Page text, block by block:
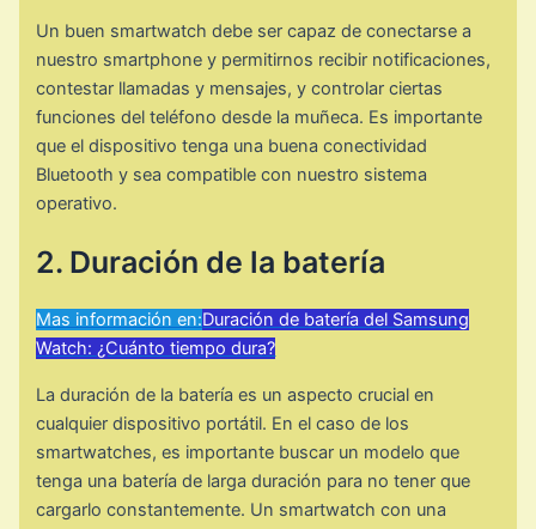
Un buen smartwatch debe ser capaz de conectarse a
nuestro smartphone y permitirnos recibir notificaciones,
contestar llamadas y mensajes, y controlar ciertas
funciones del teléfono desde la muñeca. Es importante
que el dispositivo tenga una buena conectividad
Bluetooth y sea compatible con nuestro sistema
operativo.
2. Duración de la batería
Mas información en:Duración de batería del Samsung
Watch: ¿Cuánto tiempo dura?
La duración de la batería es un aspecto crucial en
cualquier dispositivo portátil. En el caso de los
smartwatches, es importante buscar un modelo que
tenga una batería de larga duración para no tener que
cargarlo constantemente. Un smartwatch con una